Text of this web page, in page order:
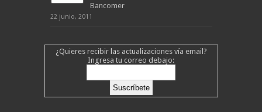
Bancomer
22 junio, 2011
¿Quieres recibir las actualizaciones vía email?
Ingresa tu correo debajo: